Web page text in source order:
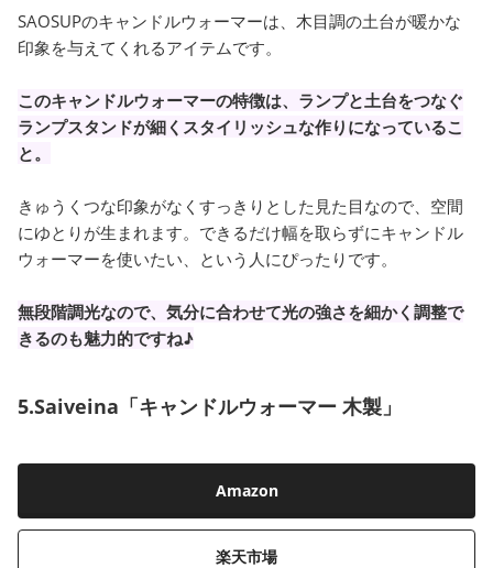
SAOSUPのキャンドルウォーマーは、木目調の土台が暖かな
印象を与えてくれるアイテムです。
このキャンドルウォーマーの特徴は、ランプと土台をつなぐ
ランプスタンドが細くスタイリッシュな作りになっているこ
と。
きゅうくつな印象がなくすっきりとした見た目なので、空間
にゆとりが生まれます。できるだけ幅を取らずにキャンドル
ウォーマーを使いたい、という人にぴったりです。
無段階調光なので、気分に合わせて光の強さを細かく調整で
きるのも魅力的ですね♪
5.Saiveina「キャンドルウォーマー 木製」
Amazon
楽天市場